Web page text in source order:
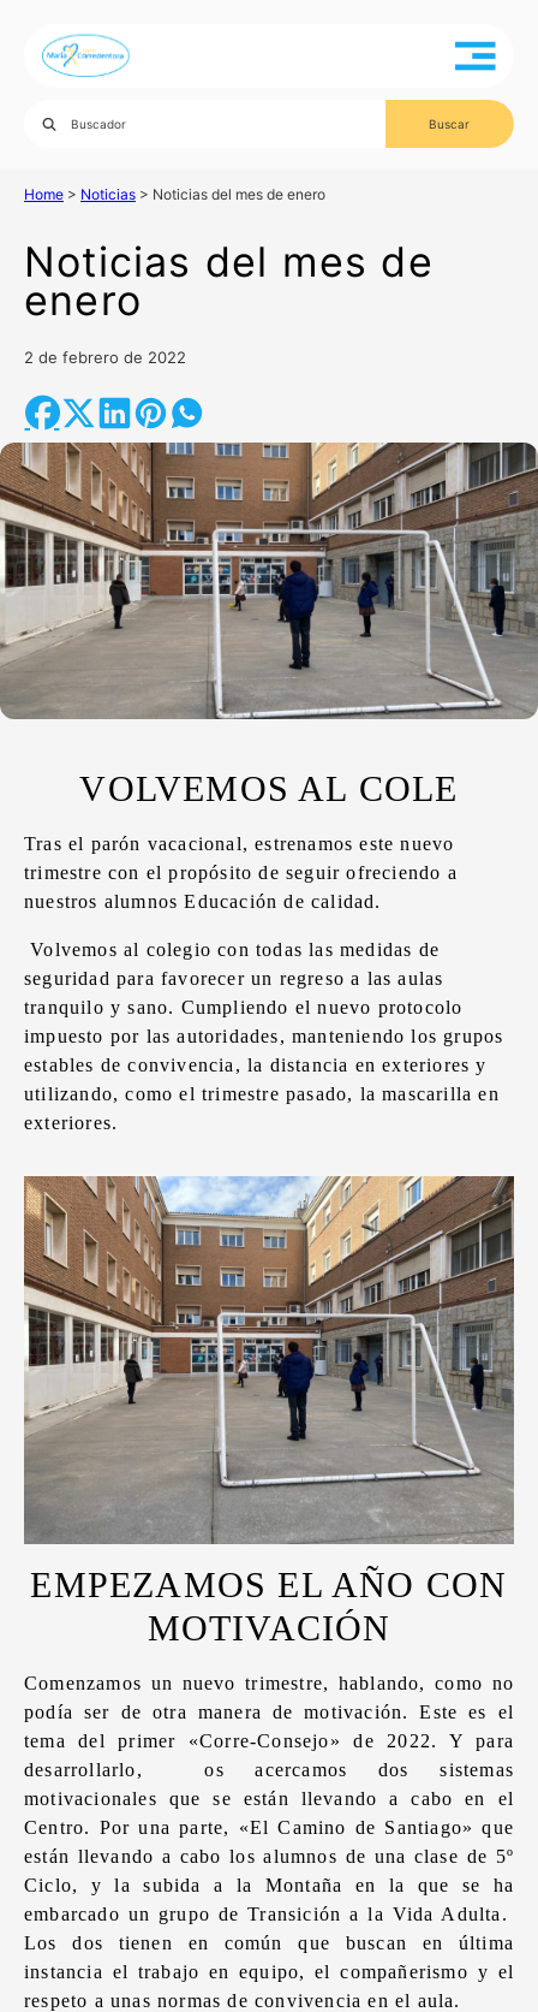
Home > Noticias > Noticias del mes de enero
Noticias del mes de
enero
2 de febrero de 2022
VOLVEMOS AL COLE
Tras el parón vacacional, estrenamos este nuevo
trimestre con el propósito de seguir ofreciendo a
nuestros alumnos Educación de calidad.
Volvemos al colegio con todas las medidas de
seguridad para favorecer un regreso a las aulas
tranquilo y sano. Cumpliendo el nuevo protocolo
impuesto por las autoridades, manteniendo los grupos
estables de convivencia, la distancia en exteriores y
utilizando, como el trimestre pasado, la mascarilla en
exteriores.
EMPEZAMOS EL AÑO CON
MOTIVACIÓN
Comenzamos un nuevo trimestre, hablando, como no
podía ser de otra manera de motivación. Este es el
tema del primer «Corre-Consejo» de 2022. Y para
desarrollarlo, os acercamos dos sistemas
motivacionales que se están llevando a cabo en el
Centro. Por una parte, «El Camino de Santiago» que
están llevando a cabo los alumnos de una clase de 5º
Ciclo, y la subida a la Montaña en la que se ha
embarcado un grupo de Transición a la Vida Adulta.
Los dos tienen en común que buscan en última
instancia el trabajo en equipo, el compañerismo y el
respeto a unas normas de convivencia en el aula.